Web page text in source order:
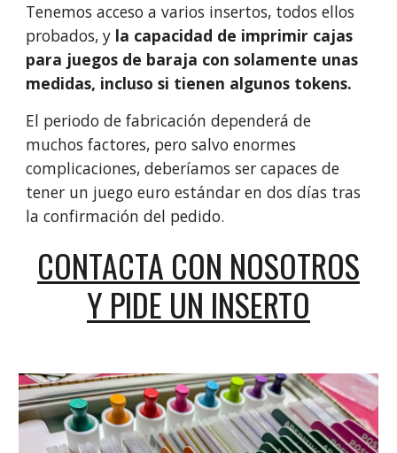
Tenemos acceso a varios insertos, todos ellos
probados, y la capacidad de imprimir cajas
para juegos de baraja con solamente unas
medidas, incluso si tienen algunos tokens.
El periodo de fabricación dependerá de
muchos factores, pero salvo enormes
complicaciones, deberíamos ser capaces de
tener un juego euro estándar en dos días tras
la confirmación del pedido.
CONTACTA CON NOSOTROS
Y PIDE UN INSERTO